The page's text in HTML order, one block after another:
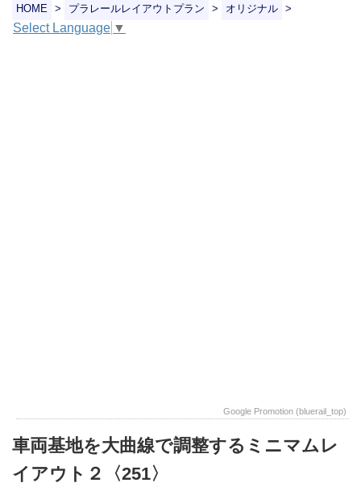
HOME > プラレールレイアウトプラン > オリジナル >
Select Language ▼
Google Promotion (bluerail_top)
車両基地を大曲線で調整するミニマムレ
イアウト２〈251〉